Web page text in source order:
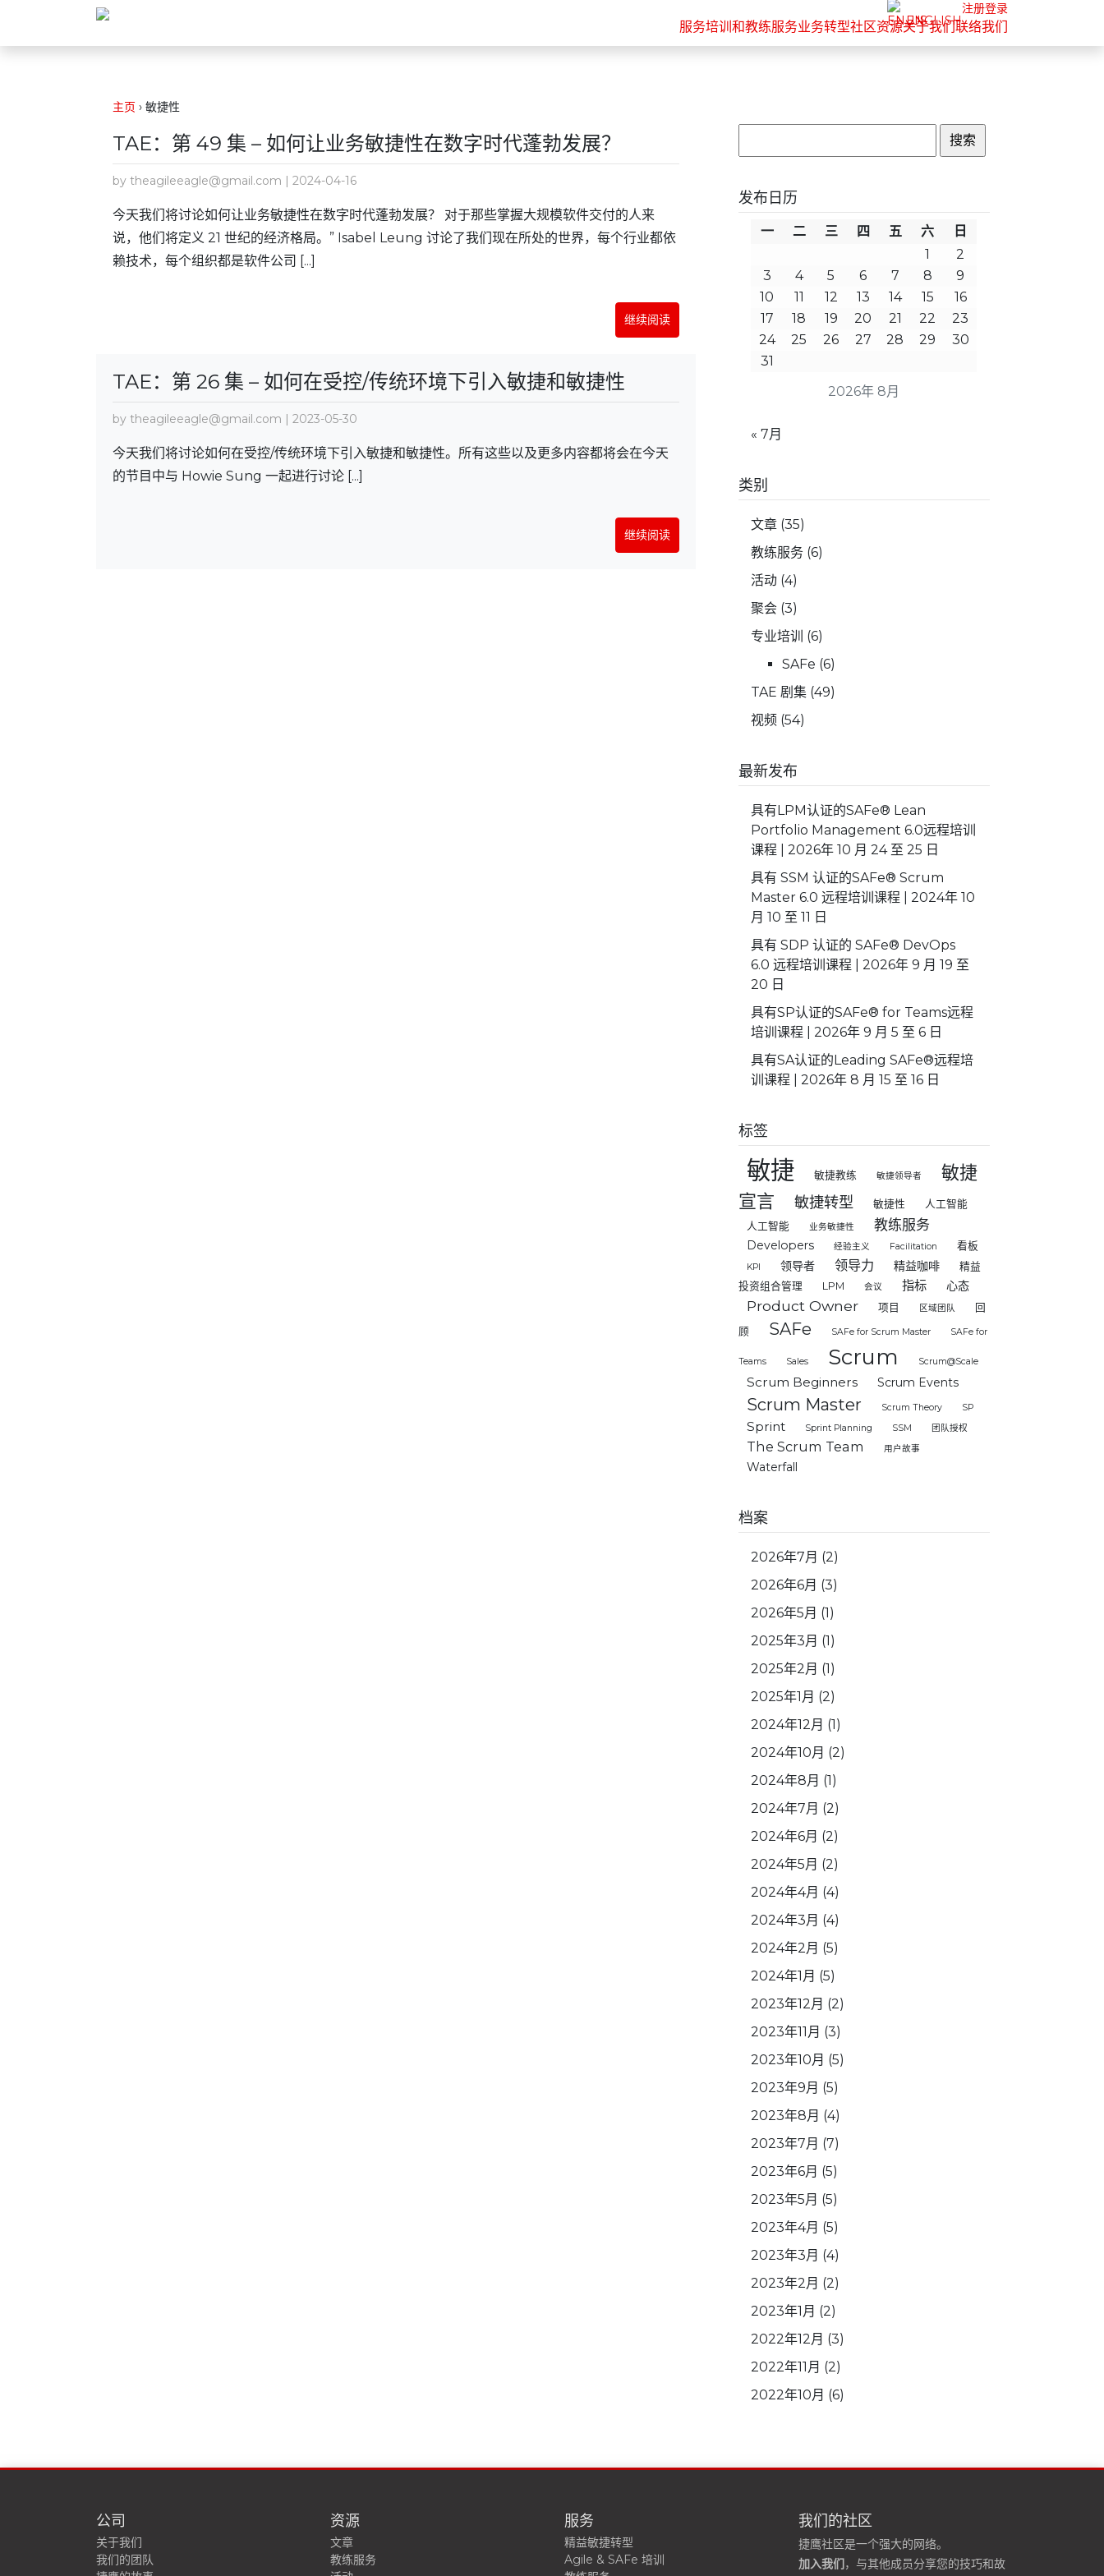
ENGLISH
注册登录
服务培训和教练服务业务转型社区资源关于我们联络我们
主页 › 敏捷性
TAE：第 49 集 – 如何让业务敏捷性在数字时代蓬勃发展？
by theagileeagle@gmail.com | 2024-04-16
今天我们将讨论如何让业务敏捷性在数字时代蓬勃发展？ 对于那些掌握大规模软件交付的人来
说，他们将定义 21 世纪的经济格局。” Isabel Leung 讨论了我们现在所处的世界，每个行业都依
赖技术，每个组织都是软件公司 [...]
继续阅读
TAE：第 26 集 – 如何在受控/传统环境下引入敏捷和敏捷性
by theagileeagle@gmail.com | 2023-05-30
今天我们将讨论如何在受控/传统环境下引入敏捷和敏捷性。所有这些以及更多内容都将会在今天
的节目中与 Howie Sung 一起进行讨论 [...]
继续阅读
索：
发布日历
2026年 8月
一 二 三 四 五 六
日
1
2
3
4 5 6 7 8
9
10
11 12 13 14 15
16
17
18 19 20 21 22
23
24
25 26 27 28 29
30
31
« 7月
类别
文章 (35)
教练服务 (6)
活动 (4)
聚会 (3)
专业培训 (6)
SAFe (6)
TAE 剧集 (49)
视频 (54)
最新发布
具有LPM认证的SAFe® Lean
Portfolio Management 6.0远程培训
课程 | 2026年 10 月 24 至 25 日
具有 SSM 认证的SAFe® Scrum
Master 6.0 远程培训课程 | 2024年 10
月 10 至 11 日
具有 SDP 认证的 SAFe® DevOps
6.0 远程培训课程 | 2026年 9 月 19 至
20 日
具有SP认证的SAFe® for Teams远程
培训课程 | 2026年 9 月 5 至 6 日
具有SA认证的Leading SAFe®远程培
训课程 | 2026年 8 月 15 至 16 日
标签
敏捷 敏捷教练 敏捷领导者
敏捷
宣言
敏捷转型 敏捷性
人工智能
人工智能
业务敏捷性 教练服务
Developers 经验主义 Facilitation 看板
KPI 领导者 领导力 精益咖啡
精益
投资组合管理
LPM 会议 指标 心态
Product Owner 项目 区域团队
回
顾
SAFe SAFe for Scrum Master SAFe for
Teams Sales Scrum Scrum@Scale
Scrum Beginners Scrum Events
Scrum Master Scrum Theory SP
Sprint Sprint Planning SSM 团队授权
The Scrum Team 用户故事
Waterfall
档案
2026年7月 (2)
2026年6月 (3)
2026年5月 (1)
2025年3月 (1)
2025年2月 (1)
2025年1月 (2)
2024年12月 (1)
2024年10月 (2)
2024年8月 (1)
2024年7月 (2)
2024年6月 (2)
2024年5月 (2)
2024年4月 (4)
2024年3月 (4)
2024年2月 (5)
2024年1月 (5)
2023年12月 (2)
2023年11月 (3)
2023年10月 (5)
2023年9月 (5)
2023年8月 (4)
2023年7月 (7)
2023年6月 (5)
2023年5月 (5)
2023年4月 (5)
2023年3月 (4)
2023年2月 (2)
2023年1月 (2)
2022年12月 (3)
2022年11月 (2)
2022年10月 (6)
公司
关于我们
我们的团队
资源
文章
教练服务
服务
精益敏捷转型
Agile & SAFe 培训
我们的社区
捷鹰社区是一个强大的网络。
加入我们，与其他成员分享您的技巧和故